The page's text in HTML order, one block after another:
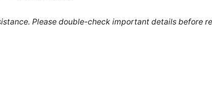
Please double-check important details before